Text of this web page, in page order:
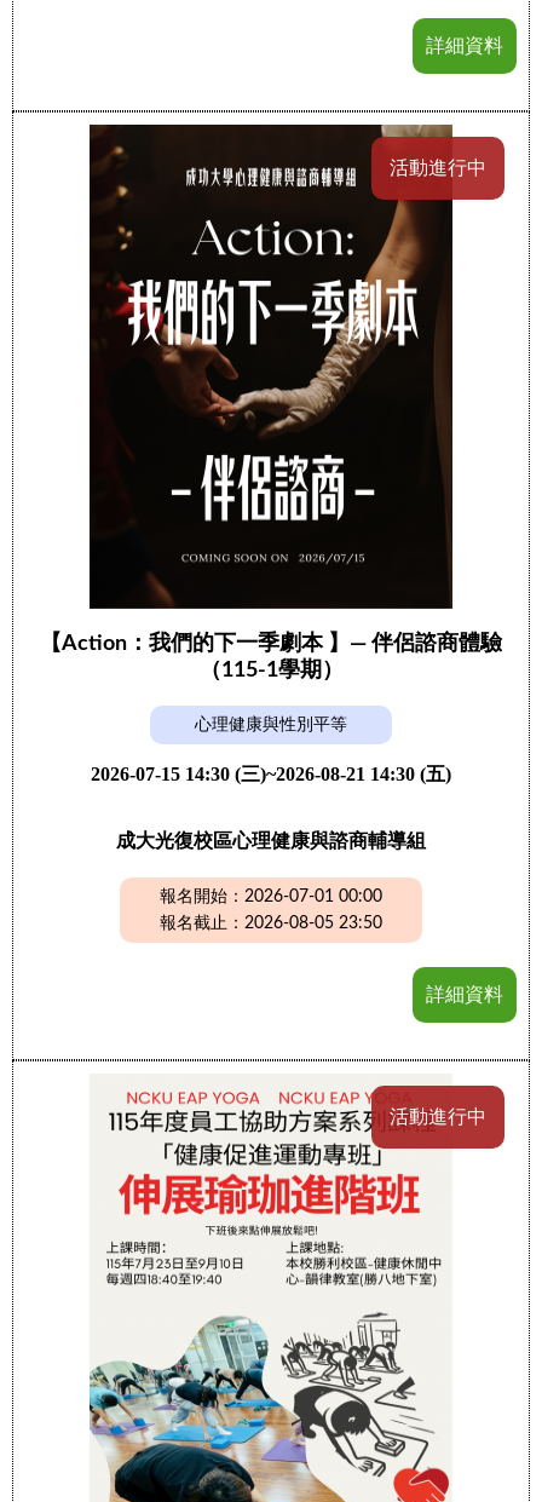
詳細資料
活動進行中
【Action：我們的下一季劇本 】— 伴侶諮商體驗
（115-1學期）
心理健康與性別平等
2026-07-15 14:30 (三)~2026-08-21 14:30 (五)
成大光復校區心理健康與諮商輔導組
報名開始：2026-07-01 00:00
報名截止：2026-08-05 23:50
詳細資料
活動進行中